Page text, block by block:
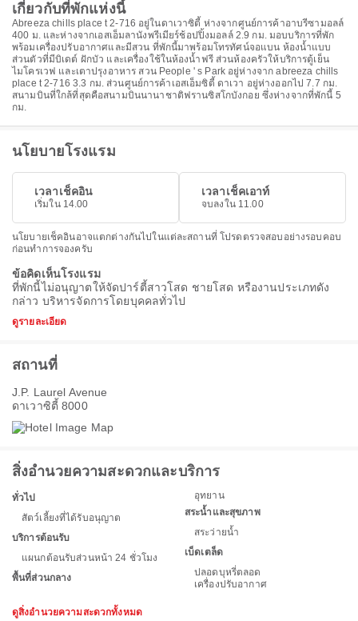
เกี่ยวกับที่พักแห่งนี้
Abreeza chills place t 2-716 อยู่ในดาเวาซิตี้ ห่างจากศูนย์การค้าอาบรีซามอลล์
400 ม. และห่างจากเอสเอ็มลานังพรีเมียร์ช้อปปิ้งมอลล์ 2.9 กม. มอบบริการที่พัก
พร้อมเครื่องปรับอากาศและมีสวน ที่พักนี้มาพร้อมโทรทัศน์จอแบน ห้องน้ำแบบ
ส่วนตัวที่มีบิเดต์ ฝักบัว และเครื่องใช้ในห้องน้ำฟรี ส่วนห้องครัวให้บริการตู้เย็น
ไมโครเวฟ และเตาปรุงอาหาร สวน People ' s Park อยู่ห่างจาก abreeza chills
place t 2-716 3.3 กม. ส่วนศูนย์การค้าเอสเอ็มซิตี้ ดาเวา อยู่ห่างออกไป 7.7 กม.
สนามบินที่ใกล้ที่สุดคือสนามบินนานาชาติฟรานซิสโกบังกอย ซึ่งห่างจากที่พักนี้ 5
กม.
นโยบายโรงแรม
เวลาเช็คอิน
เริ่มใน 14.00
เวลาเช็คเอาท์
จบลงใน 11.00
นโยบายเช็คอินอาจแตกต่างกันไปในแต่ละสถานที่ โปรดตรวจสอบอย่างรอบคอบ
ก่อนทำการจองครับ
ข้อคิดเห็นโรงแรม
ที่พักนี้ไม่อนุญาตให้จัดปาร์ตี้สาวโสด ชายโสด หรืองานประเภทดัง
กล่าว บริหารจัดการโดยบุคคลทั่วไป
ดูรายละเอียด
สถานที่
J.P. Laurel Avenue
ดาเวาซิตี้ 8000
สิ่งอำนวยความสะดวกและบริการ
ทั่วไป
สัตว์เลี้ยงที่ได้รับอนุญาต
บริการต้อนรับ
แผนกต้อนรับส่วนหน้า 24 ชั่วโมง
พื้นที่ส่วนกลาง
อุทยาน
สระน้ำและสุขภาพ
สระว่ายน้ำ
เบ็ดเตล็ด
ปลอดบุหรี่ตลอด
เครื่องปรับอากาศ
ดูสิ่งอำนวยความสะดวกทั้งหมด